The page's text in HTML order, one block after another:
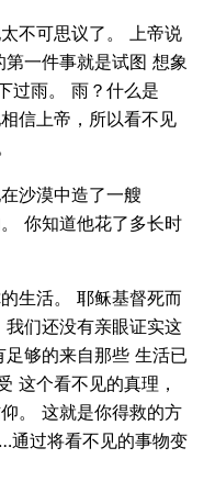
不可思议了。 上帝说
一件事就是试图 想象
过雨。 雨？什么是
信上帝，所以看不见
沙漠中造了一艘
你知道他花了多长时
生活。 耶稣基督死而
们还没有亲眼证实这
够的来自那些 生活已
这个看不见的真理，
。 这就是你得救的方
通过将看不见的事物变